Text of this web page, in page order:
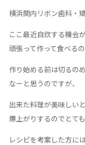
横浜関内リボン歯科・
ここ最近自炊する機会
頑張って作って食べる
作り始める前は切るの
なーと思うのですが、
出来た料理が美味しい
爆上がりするのでとて
レシピを考案した方に